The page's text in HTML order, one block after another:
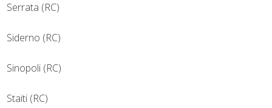
Serrata (RC)
Siderno (RC)
Sinopoli (RC)
Staiti (RC)